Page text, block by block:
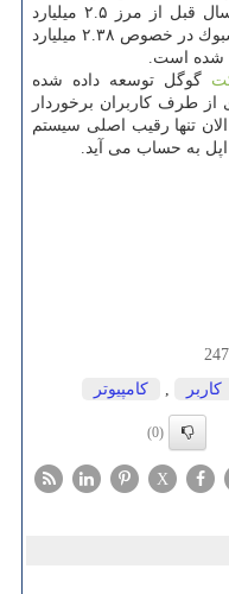
كه آمار دستگاه های اندرویدی در ۱۰ سال قبل از مرز ۲.۵ میلیارد
۲.۳۸ میلیارد
شده است.
گوگل توسعه داده شده
طرف كاربران برخوردار
تنها رقیب اصلی سیستم
به حساب می آید.
كاربر كامپیوتر
(0)
X